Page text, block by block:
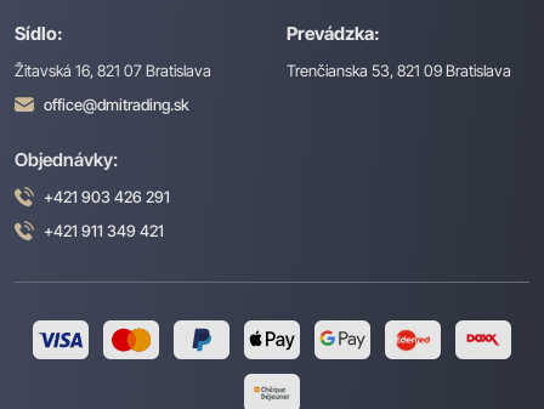
Sídlo:
Žitavská 16, 821 07 Bratislava
office@dmitrading.sk
Prevádzka:
Trenčianska 53, 821 09 Bratislava
Objednávky:
+421 903 426 291
+421 911 349 421